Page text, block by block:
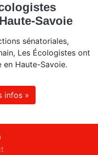
Savoie
sénatoriales,
Les Écologistes ont
Haute-Savoie.
infos »